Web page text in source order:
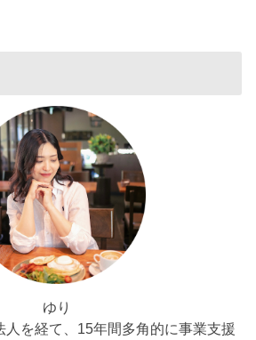
ゆり
人を経て、15年間多角的に事業支援